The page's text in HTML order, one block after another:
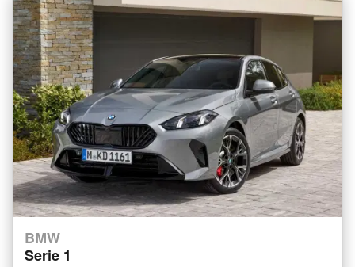
BMW
Serie 1